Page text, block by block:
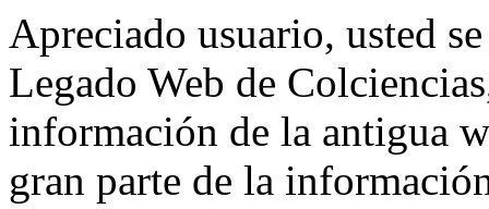
Apreciado usuario, usted
Legado Web de
información de la antigua
gran parte de la